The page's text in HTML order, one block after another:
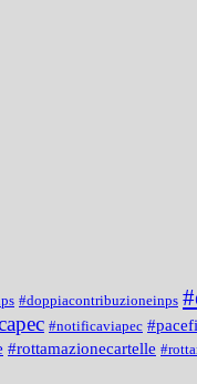
#doppiacontribuzioneinps
#notificaviapec
#rottamazionecartelle